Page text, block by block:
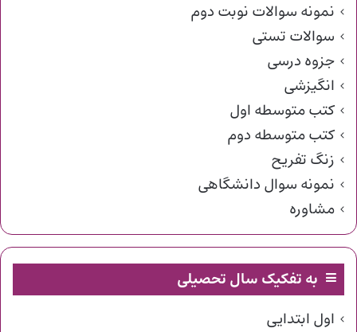
نمونه سوالات نوبت دوم
سوالات تستی
جزوه درسی
انگیزشی
کتب متوسطه اول
کتب متوسطه دوم
زنگ تفریح
نمونه سوال دانشگاهی
مشاوره
به تفکیک سال تحصیلی
اول ابتدایی